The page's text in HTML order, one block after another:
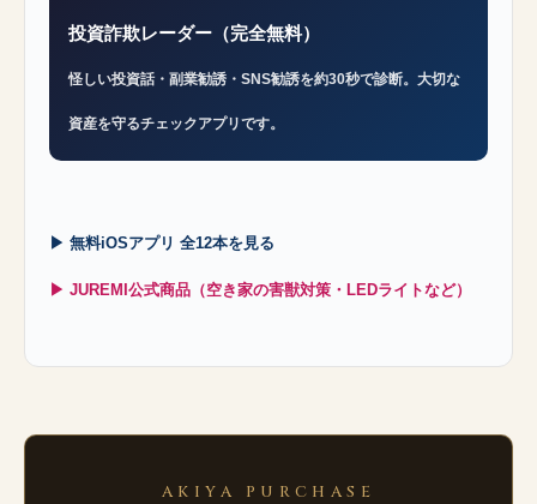
投資詐欺レーダー（完全無料）
怪しい投資話・副業勧誘・SNS勧誘を約30秒で診断。大切な
資産を守るチェックアプリです。
▶ 無料iOSアプリ 全12本を見る
▶ JUREMI公式商品（空き家の害獣対策・LEDライトなど）
AKIYA PURCHASE